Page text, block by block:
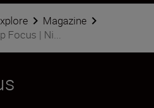
Magazine
Focus | Ni...